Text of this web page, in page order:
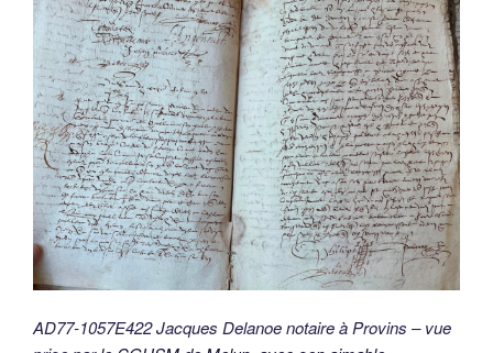
AD77-1057E422 Jacques Delanoe notaire à Provins – vue